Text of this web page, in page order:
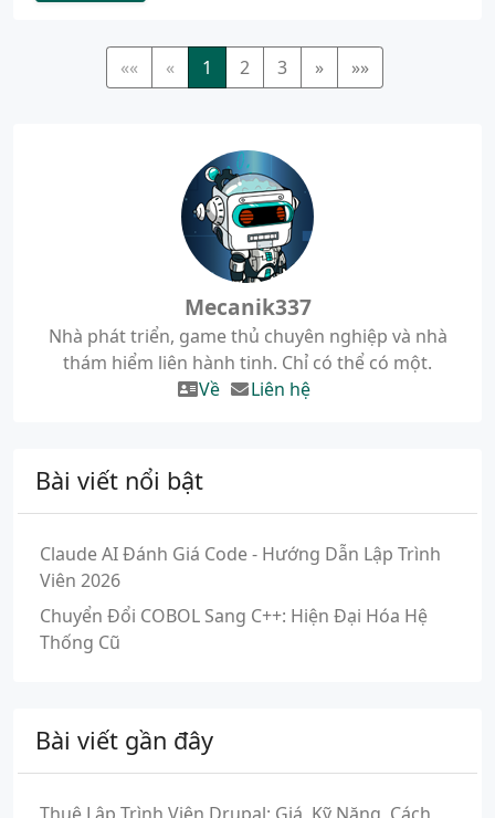
«« « 1 2 3 » »»
Mecanik337
Nhà phát triển, game thủ chuyên nghiệp và nhà
thám hiểm liên hành tinh. Chỉ có thể có một.
Về
Liên hệ
Bài viết nổi bật
Claude AI Đánh Giá Code - Hướng Dẫn Lập Trình
Viên 2026
Chuyển Đổi COBOL Sang C++: Hiện Đại Hóa Hệ
Thống Cũ
Bài viết gần đây